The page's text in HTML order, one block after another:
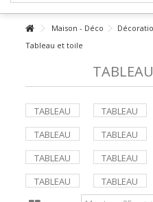
Maison - Déco
Tableau et toile
TABLEAU
ABSTRAIT
TABLEAU
ANIMAUX
TABLEAU
FLEURS
TABLEAU
NATURE
MORTE
TABLEAU
PERSONNAGES
TABLEAU
POUR
ENFANTS
TABLEAU
TABLEAU
VINTAGE